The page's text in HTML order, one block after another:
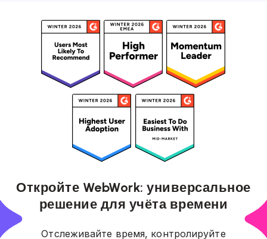
Откройте WebWork: универсальное
решение для учёта времени
Отслеживайте время, контролируйте